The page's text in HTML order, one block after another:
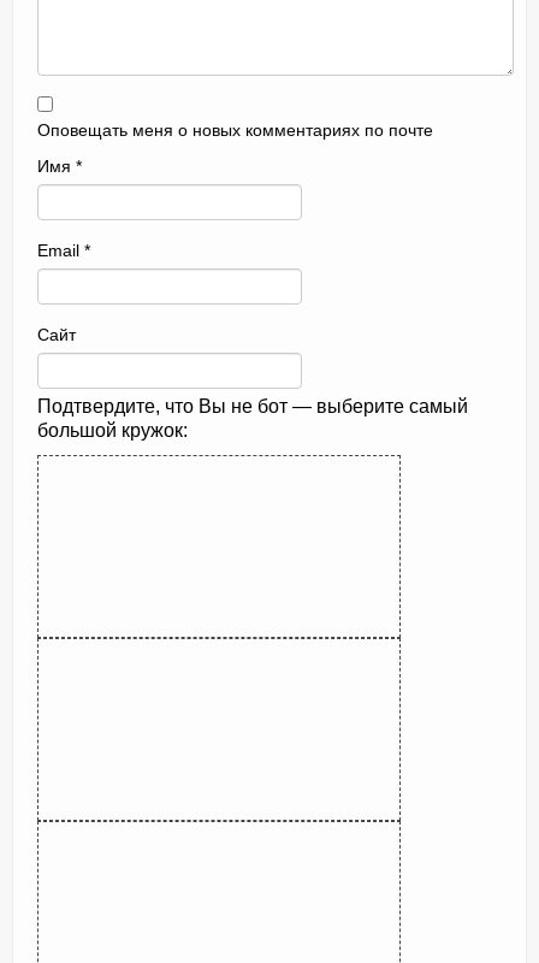
Оповещать меня о новых комментариях по почте
Имя *
Email *
Сайт
Подтвердите, что Вы не бот — выберите самый
большой кружок: